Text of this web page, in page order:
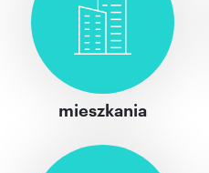
mieszkania